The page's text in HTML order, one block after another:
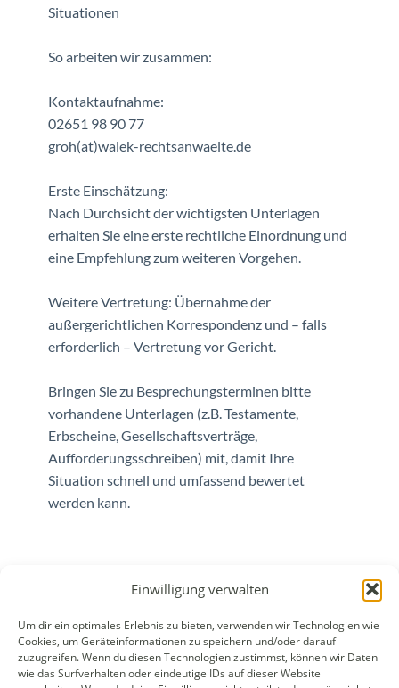
Einwilligung verwalten
Um dir ein optimales Erlebnis zu bieten, verwenden wir Technologien wie
Cookies, um Geräteinformationen zu speichern und/oder darauf
zuzugreifen. Wenn du diesen Technologien zustimmst, können wir Daten
wie das Surfverhalten oder eindeutige IDs auf dieser Website
Situationen
So arbeiten wir zusammen:
Kontaktaufnahme:
02651 98 90 77
groh(at)walek-rechtsanwaelte.de
Erste Einschätzung:
Nach Durchsicht der wichtigsten Unterlagen
erhalten Sie eine erste rechtliche Einordnung und
eine Empfehlung zum weiteren Vorgehen.
Weitere Vertretung: Übernahme der
außergerichtlichen Korrespondenz und – falls
erforderlich – Vertretung vor Gericht.
Bringen Sie zu Besprechungsterminen bitte
vorhandene Unterlagen (z.B. Testamente,
Erbscheine, Gesellschaftsverträge,
Aufforderungsschreiben) mit, damit Ihre
Situation schnell und umfassend bewertet
werden kann.
WALEK RECHTSANWÄLT​​E
Bachstraße 13
56727 Mayen